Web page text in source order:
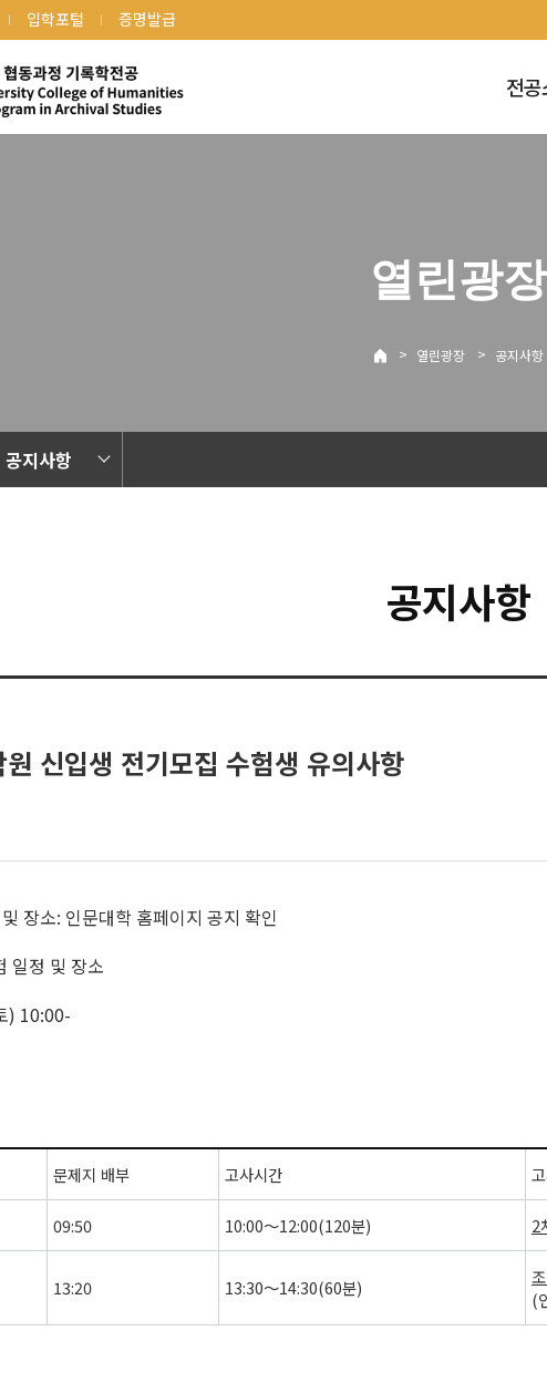
입학포털 증명발급
전공
열린광장
> 열린광장 > 공지사항
공지사항
공지사항
신입생 전기모집 수험생 유의사항
장소: 인문대학 홈페이지 공지 확인
일정 및 장소
) 10:00-
문제지 배부 고사시간
09:50 10:00～12:00(120분) 2
13:20 13:30～14:30(60분)
(